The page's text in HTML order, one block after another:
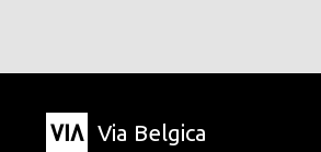
Via Belgica